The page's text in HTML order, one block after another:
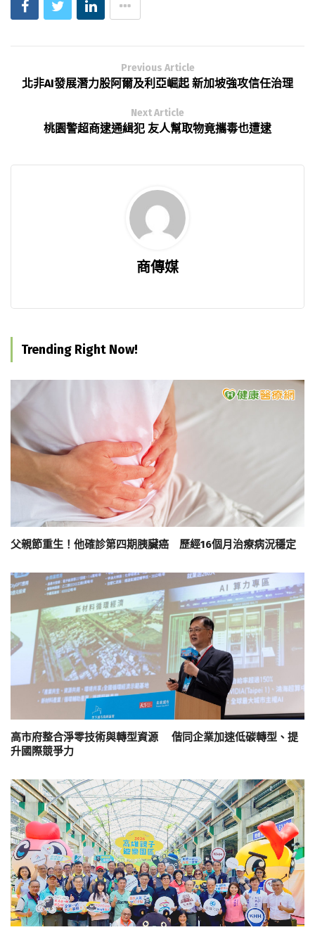
Previous Article
北非AI發展潛力股阿爾及利亞崛起 新加坡強攻信任治理
Next Article
桃園警超商逮通緝犯 友人幫取物竟攜毒也遭逮
商傳媒
Trending Right Now!
父親節重生！他確診第四期胰臟癌 歷經16個月治療病況穩定
高市府整合淨零技術與轉型資源 偕同企業加速低碳轉型、提
升國際競爭力